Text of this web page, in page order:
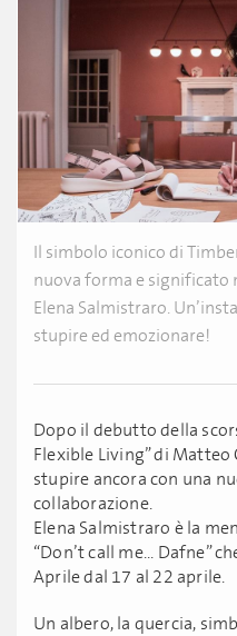
Il simbolo iconico di
nuova forma e significato
Elena Salmistraro.
stupire ed emozionare!
Dopo il debutto della
Flexible Living” di
stupire ancora con una
collaborazione.
Elena Salmistraro è la
“Don’t call me... Dafne”
Aprile dal 17 al 22 aprile.
Un albero, la quercia,